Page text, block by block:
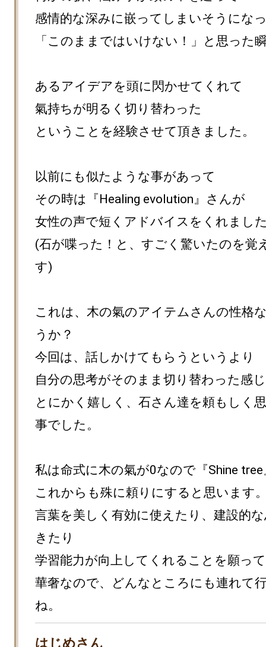
感情的な深みに嵌ってしまいそうにな
「このままではいけない！」と思った
あるアイデアを頭に閃かせてくれて
氣持ちが明るく切り替わった
ということを経験させて頂きました。
以前にも似たような事があって
その時は『Healing evolution』さんが
女性の声で短くアドバイスをくれまし
(石が喋った！と、すごく驚いたのを覚
す)
これは、木の氣のアイテムさんの性格
うか？
今回は、話しかけてもらうというより
自分の思考がそのまま切り替わった感
とにかく嬉しく、石さん達を頼もしく
事でした。
私は命式に木の氣が0なので『Shine
これからも殊に頼りにすると思います
言葉を美しく有効に使えたり、建設的
きたり
学習能力が向上してくれることを願っ
華奢なので、どんなところにも連れて
ね。
はじめさん